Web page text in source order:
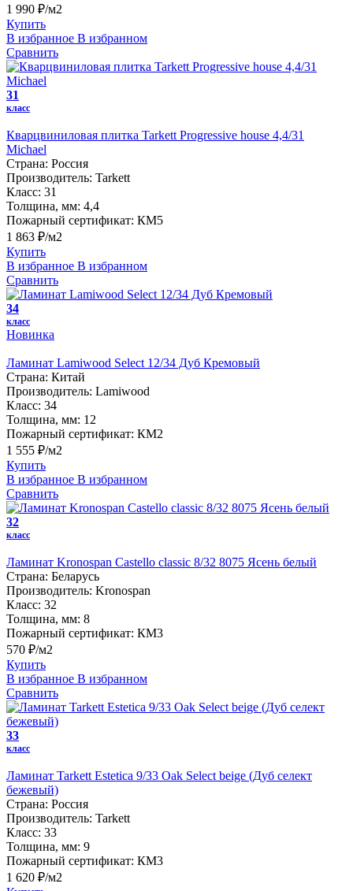
1 990 ₽/м2
Купить
В избранное В избранном
Сравнить
31
класс
Кварцвиниловая плитка Tarkett Progressive house 4,4/31
Michael
Страна: Россия
Производитель: Tarkett
Класс: 31
Толщина, мм: 4,4
Пожарный сертификат: КМ5
1 863 ₽/м2
Купить
В избранное В избранном
Сравнить
34
класс
Новинка
Ламинат Lamiwood Select 12/34 Дуб Кремовый
Страна: Китай
Производитель: Lamiwood
Класс: 34
Толщина, мм: 12
Пожарный сертификат: КМ2
1 555 ₽/м2
Купить
В избранное В избранном
Сравнить
32
класс
Ламинат Kronospan Castello classic 8/32 8075 Ясень белый
Страна: Беларусь
Производитель: Kronospan
Класс: 32
Толщина, мм: 8
Пожарный сертификат: КМ3
570 ₽/м2
Купить
В избранное В избранном
Сравнить
33
класс
Ламинат Tarkett Estetica 9/33 Oak Select beige (Дуб селект
бежевый)
Страна: Россия
Производитель: Tarkett
Класс: 33
Толщина, мм: 9
Пожарный сертификат: КМ3
1 620 ₽/м2